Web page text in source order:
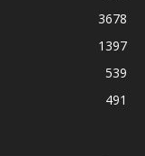
3678
1397
539
491